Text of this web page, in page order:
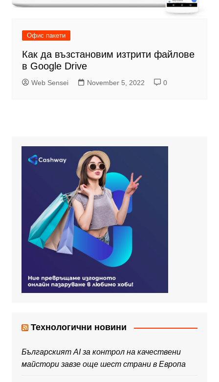
Офис пакети
Как да възстановим изтрити файлове
в Google Drive
Web Sensei November 5, 2022 0
Технологични новини
Българският AI за контрол на качествени
майстори завзе още шест страни в Европа